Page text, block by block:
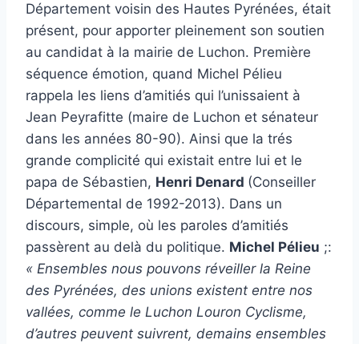
Département voisin des Hautes Pyrénées, était
présent, pour apporter pleinement son soutien
au candidat à la mairie de Luchon. Première
séquence émotion, quand Michel Pélieu
rappela les liens d’amitiés qui l’unissaient à
Jean Peyrafitte (maire de Luchon et sénateur
dans les années 80-90). Ainsi que la trés
grande complicité qui existait entre lui et le
papa de Sébastien, Henri Denard (Conseiller
Départemental de 1992-2013). Dans un
discours, simple, où les paroles d’amitiés
passèrent au delà du politique. Michel Pélieu ;:
« Ensembles nous pouvons réveiller la Reine
des Pyrénées, des unions existent entre nos
vallées, comme le Luchon Louron Cyclisme,
d’autres peuvent suivrent, demains ensembles